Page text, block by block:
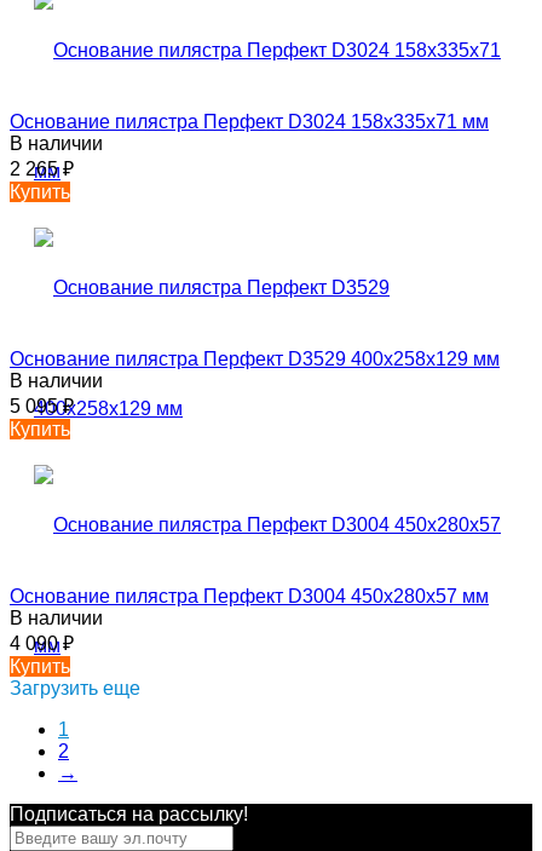
Основание пилястра Перфект D3024 158х335х71 мм
В наличии
2 265₽
Купить
Основание пилястра Перфект D3529 400х258х129 мм
В наличии
5 095₽
Купить
Основание пилястра Перфект D3004 450х280х57 мм
В наличии
4 090₽
Купить
Загрузить еще
1
2
→
Подписаться на рассылкy!